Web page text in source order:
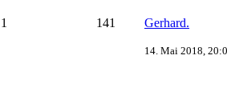
1 141 Gerhard.
14. Mai 2018,